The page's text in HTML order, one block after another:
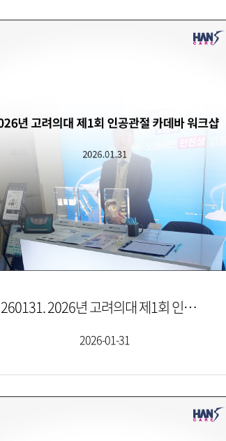
260131. 2026년 고려의대 제1회 인공관절 카데바 워크샵
2026-01-31